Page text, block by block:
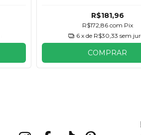
R$181,96
R$172,86 com Pix
6 x de R$30,33 sem
COMPRAR